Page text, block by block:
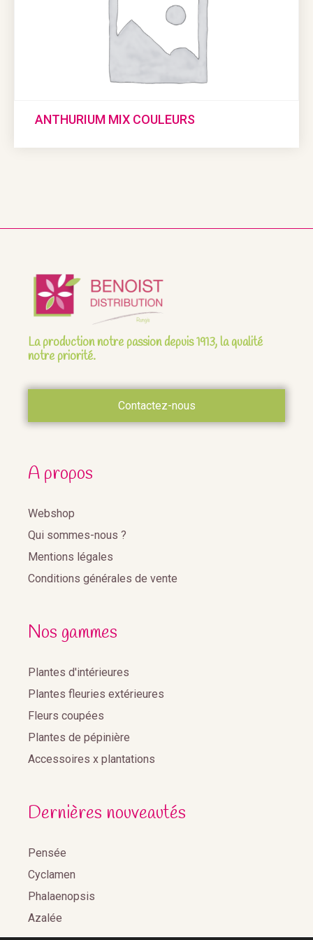
ANTHURIUM MIX COULEURS
La production notre passion depuis 1913, la qualité
notre priorité.
Contactez-nous
A propos
Webshop
Qui sommes-nous ?
Mentions légales
Conditions générales de vente
Nos gammes
Plantes d'intérieures
Plantes fleuries extérieures
Fleurs coupées
Plantes de pépinière
Accessoires x plantations
Dernières nouveautés
Pensée
Cyclamen
Phalaenopsis
Azalée